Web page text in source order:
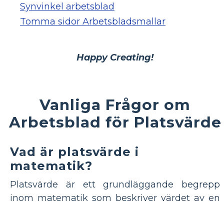
Synvinkel arbetsblad
Tomma sidor Arbetsbladsmallar
Happy Creating!
Vanliga Frågor om
Arbetsblad för Platsvärde
Vad är platsvärde i
matematik?
Platsvärde är ett grundläggande begrepp
inom matematik som beskriver värdet av en